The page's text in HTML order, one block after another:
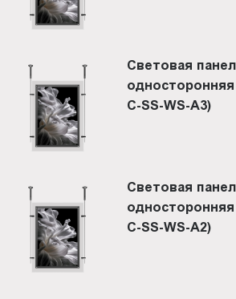
Световая
односторонняя
C-SS-WS-A3)
Световая
односторонняя
C-SS-WS-A2)